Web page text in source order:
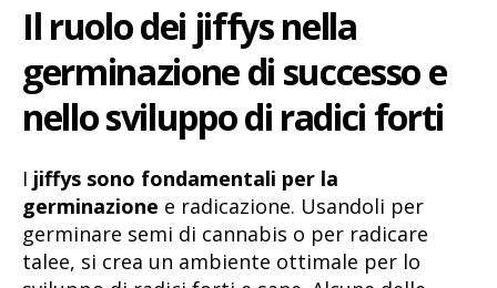
Il ruolo dei jiffys nella
germinazione di successo e
nello sviluppo di radici forti
I jiffys sono fondamentali per la
germinazione e radicazione. Usandoli per
germinare semi di cannabis o per radicare
talee, si crea un ambiente ottimale per lo